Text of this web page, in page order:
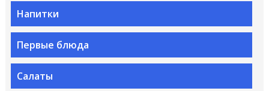
Напитки
Первые блюда
Салаты